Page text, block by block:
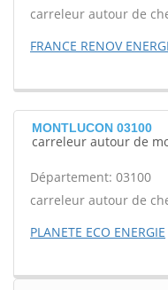
carreleur autour de
FRANCE RENOV
MONTLUCON 03100
carreleur autour de
Département: 03100
carreleur autour de
PLANETE ECO ENERGIE